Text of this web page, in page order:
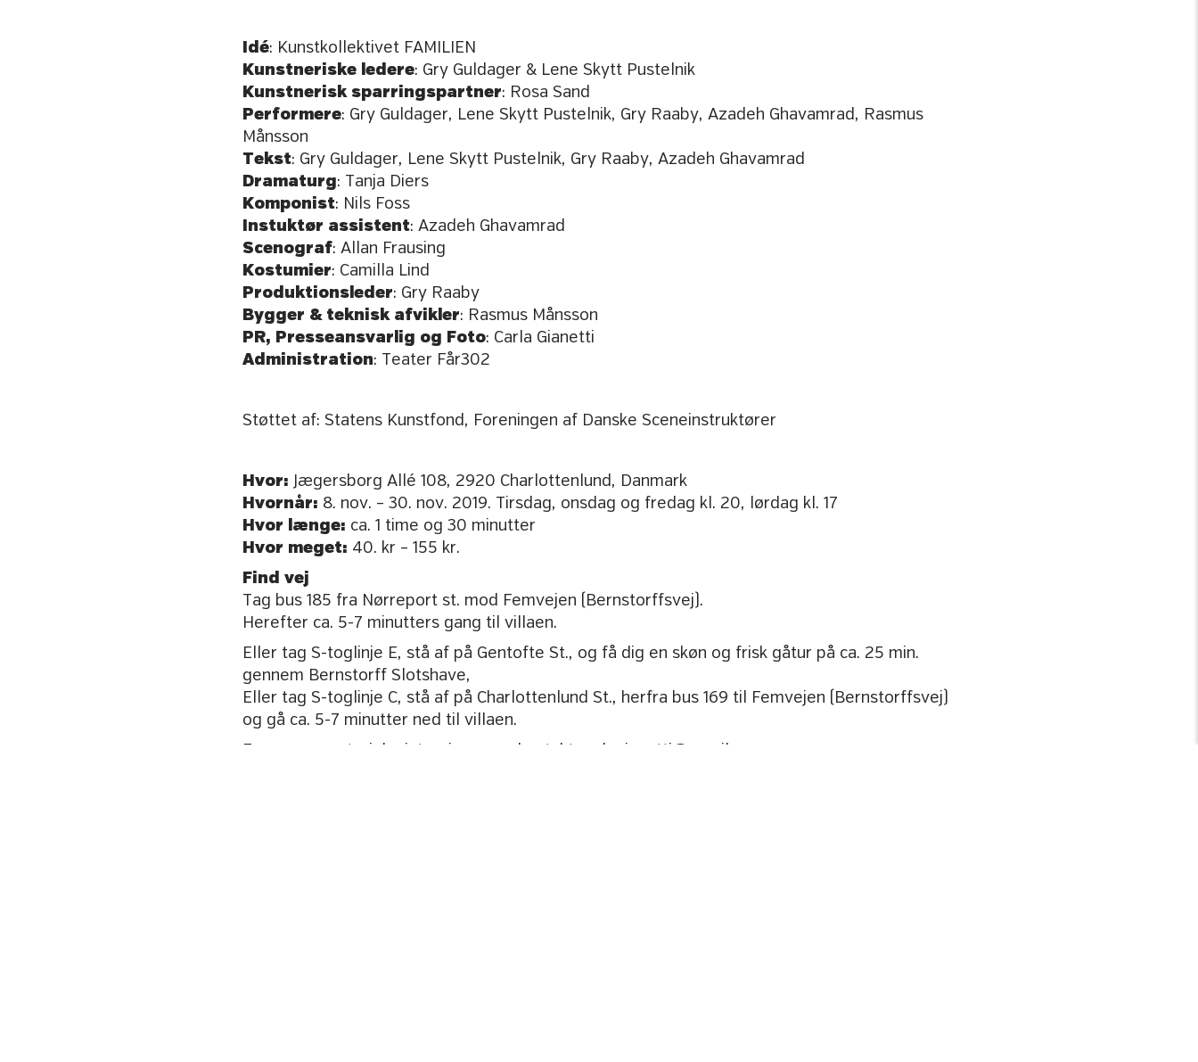
Idé: Kunstkollektivet FAMILIEN
Kunstneriske ledere: Gry Guldager & Lene Skytt Pustelnik
Kunstnerisk sparringspartner: Rosa Sand
Performere: Gry Guldager, Lene Skytt Pustelnik, Gry Raaby, Azadeh Ghavamrad, Rasmus
Månsson
Tekst: Gry Guldager, Lene Skytt Pustelnik, Gry Raaby, Azadeh Ghavamrad
Dramaturg: Tanja Diers
Komponist: Nils Foss
Instuktør assistent: Azadeh Ghavamrad
Scenograf: Allan Frausing
Kostumier: Camilla Lind
Produktionsleder: Gry Raaby
Bygger & teknisk afvikler: Rasmus Månsson
PR, Presseansvarlig og Foto: Carla Gianetti
Administration: Teater Får302
Støttet af: Statens Kunstfond, Foreningen af Danske Sceneinstruktører
Hvor:
Jægersborg Allé 108, 2920 Charlottenlund, Danmark
Hvornår: 8. nov. – 30. nov. 2019. Tirsdag, onsdag og fredag kl. 20, lørdag kl. 17
Hvor længe: ca. 1 time og 30 minutter
Hvor meget: 40. kr – 155 kr.
Find vej
Tag bus 185 fra Nørreport st. mod Femvejen (Bernstorffsvej).
Herefter ca. 5-7 minutters gang til villaen.
Eller tag S-toglinje E, stå af på Gentofte St., og få dig en skøn og frisk gåtur på ca. 25 min.
gennem Bernstorff Slotshave,
Eller tag S-toglinje C, stå af på Charlottenlund St., herfra bus 169 til Femvejen (Bernstorffsvej)
og gå ca. 5-7 minutter ned til villaen.